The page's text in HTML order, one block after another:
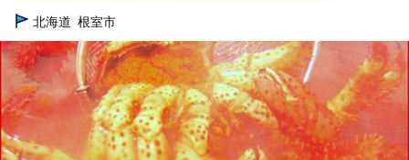
TOP
北海道 根室市